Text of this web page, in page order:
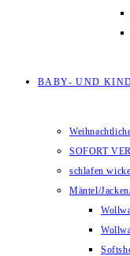
BABY- UND
SOFORT
schlafen
Mäntel/